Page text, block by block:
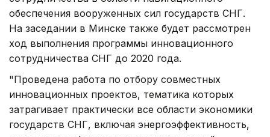
обеспечения вооруженных сил государств СНГ.
На заседании в Минске также будет рассмотрен
ход выполнения программы инновационного
сотрудничества СНГ до 2020 года.
"Проведена работа по отбору совместных
инновационных проектов, тематика которых
затрагивает практически все области экономики
государств СНГ, включая энергоэффективность,